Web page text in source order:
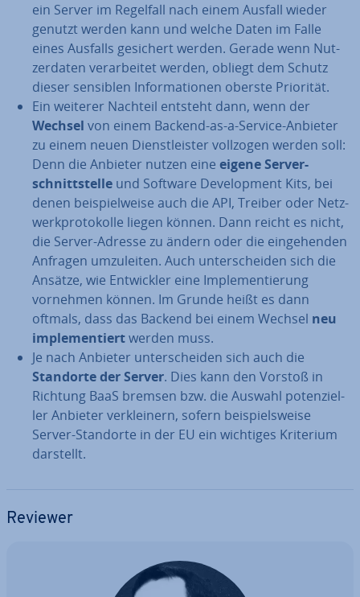
ein Server im Regelfall nach einem Ausfall wieder
genutzt werden kann und welche Daten im Falle
eines Ausfalls gesichert werden. Gerade wenn Nut­
zer­da­ten ver­ar­bei­tet werden, obliegt dem Schutz
dieser sensiblen In­for­ma­tio­nen oberste Priorität.
Ein weiterer Nachteil entsteht dann, wenn der
Wechsel von einem Backend-as-a-Service-Anbieter
zu einem neuen Dienst­leis­ter vollzogen werden soll:
Denn die Anbieter nutzen eine eigene Ser­ver­
schnitt­stel­le und Software De­ve­lo­p­ment Kits, bei
denen bei­spiel­wei­se auch die API, Treiber oder Netz­
werk­pro­to­kol­le liegen können. Dann reicht es nicht,
die Server-Adresse zu ändern oder die ein­ge­hen­den
Anfragen um­zu­lei­ten. Auch un­ter­schei­den sich die
Ansätze, wie Ent­wick­ler eine Im­ple­men­tie­rung
vornehmen können. Im Grunde heißt es dann
oftmals, dass das Backend bei einem Wechsel neu
im­ple­men­tiertwerden muss.
Je nach Anbieter un­ter­schei­den sich auch die
Standorte der Server. Dies kann den Vorstoß in
Richtung BaaS bremsen bzw. die Auswahl po­ten­zi­el­
ler Anbieter ver­klei­nern, sofern bei­spiels­wei­se
Server-Standorte in der EU ein wichtiges Kriterium
darstellt.
Reviewer